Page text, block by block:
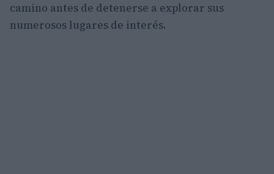
camino antes de detenerse a explorar sus
numerosos lugares de interés.